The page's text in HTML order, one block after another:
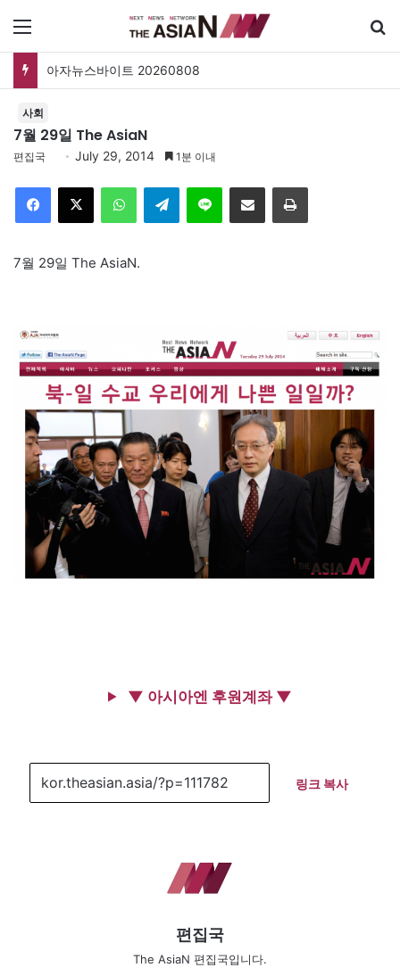
아자뉴스바이트 20260808
사회
7월 29일 The AsiaN
편집국 July 29, 2014 1분 이내
Telegram 이메일
7월 29일 The AsiaN.
▼ 아시아엔 후원계좌 ▼
링크 복사
편집국
The AsiaN 편집국입니다.